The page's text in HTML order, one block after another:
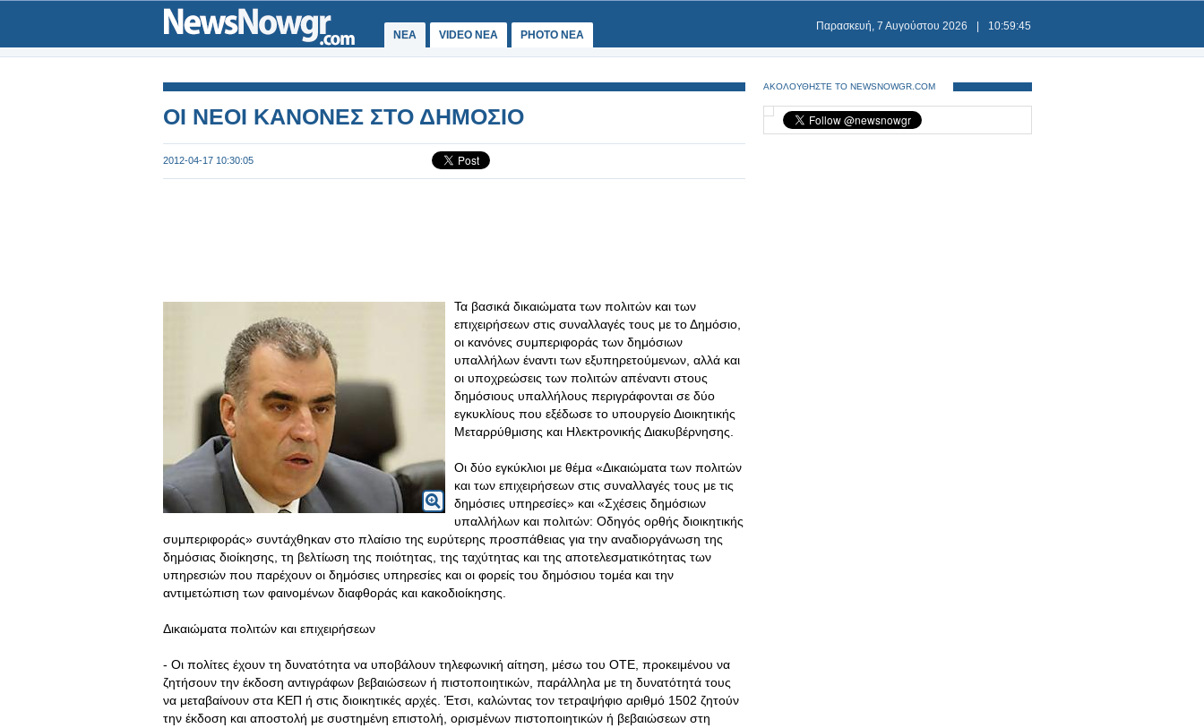
ΝΕΑ VIDEO NEA PHOTO NEA
Παρασκευή, 7 Αυγούστου 2026 10:59:46
ΟΙ ΝΕΟΙ ΚΑΝΟΝΕΣ ΣΤΟ ΔΗΜΟΣΙΟ
2012-04-17 10:30:05
Τα βασικά δικαιώματα των πολιτών και των
επιχειρήσεων στις συναλλαγές τους με το Δημόσιο,
οι κανόνες συμπεριφοράς των δημόσιων
υπαλλήλων έναντι των εξυπηρετούμενων, αλλά και
οι υποχρεώσεις των πολιτών απέναντι στους
δημόσιους υπαλλήλους περιγράφονται σε δύο
εγκυκλίους που εξέδωσε το υπουργείο Διοικητικής
Μεταρρύθμισης και Ηλεκτρονικής Διακυβέρνησης.
Οι δύο εγκύκλιοι με θέμα «Δικαιώματα των πολιτών
και των επιχειρήσεων στις συναλλαγές τους με τις
δημόσιες υπηρεσίες» και «Σχέσεις δημόσιων
υπαλλήλων και πολιτών: Οδηγός ορθής διοικητικής
συμπεριφοράς» συντάχθηκαν στο πλαίσιο της ευρύτερης προσπάθειας για την αναδιοργάνωση της
δημόσιας διοίκησης, τη βελτίωση της ποιότητας, της ταχύτητας και της αποτελεσματικότητας των
υπηρεσιών που παρέχουν οι δημόσιες υπηρεσίες και οι φορείς του δημόσιου τομέα και την
αντιμετώπιση των φαινομένων διαφθοράς και κακοδιοίκησης.
Δικαιώματα πολιτών και επιχειρήσεων
- Οι πολίτες έχουν τη δυνατότητα να υποβάλουν τηλεφωνική αίτηση, μέσω του ΟΤΕ, προκειμένου να
ζητήσουν την έκδοση αντιγράφων βεβαιώσεων ή πιστοποιητικών, παράλληλα με τη δυνατότητά τους
να μεταβαίνουν στα ΚΕΠ ή στις διοικητικές αρχές. Έτσι, καλώντας τον τετραψήφιο αριθμό 1502 ζητούν
την έκδοση και αποστολή με συστημένη επιστολή, ορισμένων πιστοποιητικών ή βεβαιώσεων στη
ΑΚΟΛΟΥΘΗΣΤΕ ΤΟ NEWSNOWGR.COM